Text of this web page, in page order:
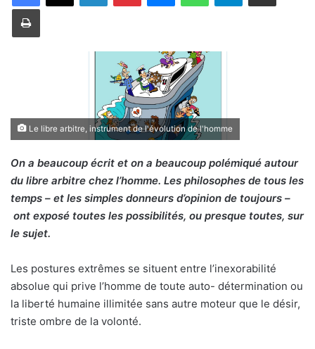
Imprimer
Le libre arbitre, instrument de l'évolution de l'homme
On a beaucoup écrit et on a beaucoup polémiqué autour
du libre arbitre chez l’homme. Les philosophes de tous les
temps – et les simples donneurs d’opinion de toujours –
ont exposé toutes les possibilités, ou presque toutes, sur
le sujet.
Les postures extrêmes se situent entre l’inexorabilité
absolue qui prive l’homme de toute auto- détermination ou
la liberté humaine illimitée sans autre moteur que le désir,
triste ombre de la volonté.